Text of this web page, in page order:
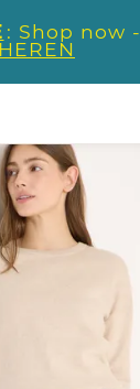
: Shop now -
HEREN